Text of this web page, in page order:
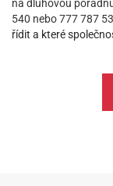
na dluhovou
540 nebo 777 787
řídit a které